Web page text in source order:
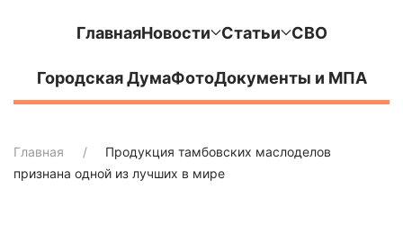
ГлавнаяНовости Статьи СВО
Городская ДумаФотоДокументы и МПА
Главная
Продукция тамбовских маслоделов
признана одной из лучших в мире